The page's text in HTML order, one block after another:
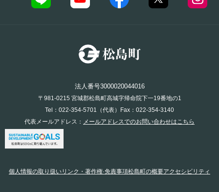
法人番号3000020044016
〒981-0215 宮城郡松島町高城字帰命院下一19番地の1
Tel：022-354-5701（代表）Fax：022-354-3140
代表メールアドレス： メールアドレスでのお問い合わせはこちら
個人情報の取り扱いリンク・著作権·免責事項松島町の概要アクセシビリティ